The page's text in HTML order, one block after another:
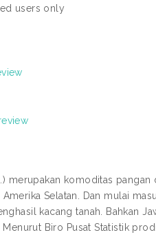
users only
merupakan komoditas
Selatan. Dan mulai
kacang tanah. Bahkan
Biro Pusat Statistik